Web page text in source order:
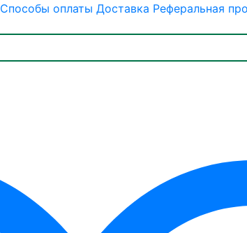
Способы оплаты Доставка Реферальная